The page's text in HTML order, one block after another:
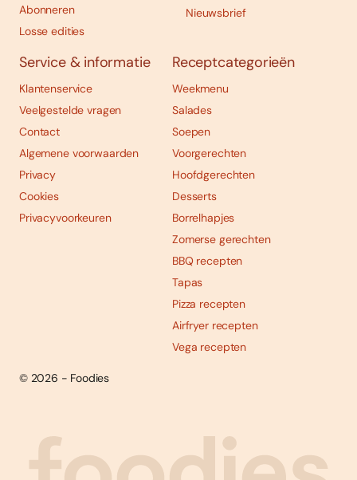
Abonneren
Abonneren
Losse edities
Nieuwsbrief
Service & informatie
Klantenservice
Veelgestelde vragen
Contact
Algemene voorwaarden
Privacy
Cookies
Privacyvoorkeuren
Receptcategorieën
Weekmenu
Salades
Soepen
Voorgerechten
Hoofdgerechten
Desserts
Borrelhapjes
Zomerse gerechten
BBQ recepten
Tapas
Pizza recepten
Airfryer recepten
Vega recepten
© 2026 - Foodies